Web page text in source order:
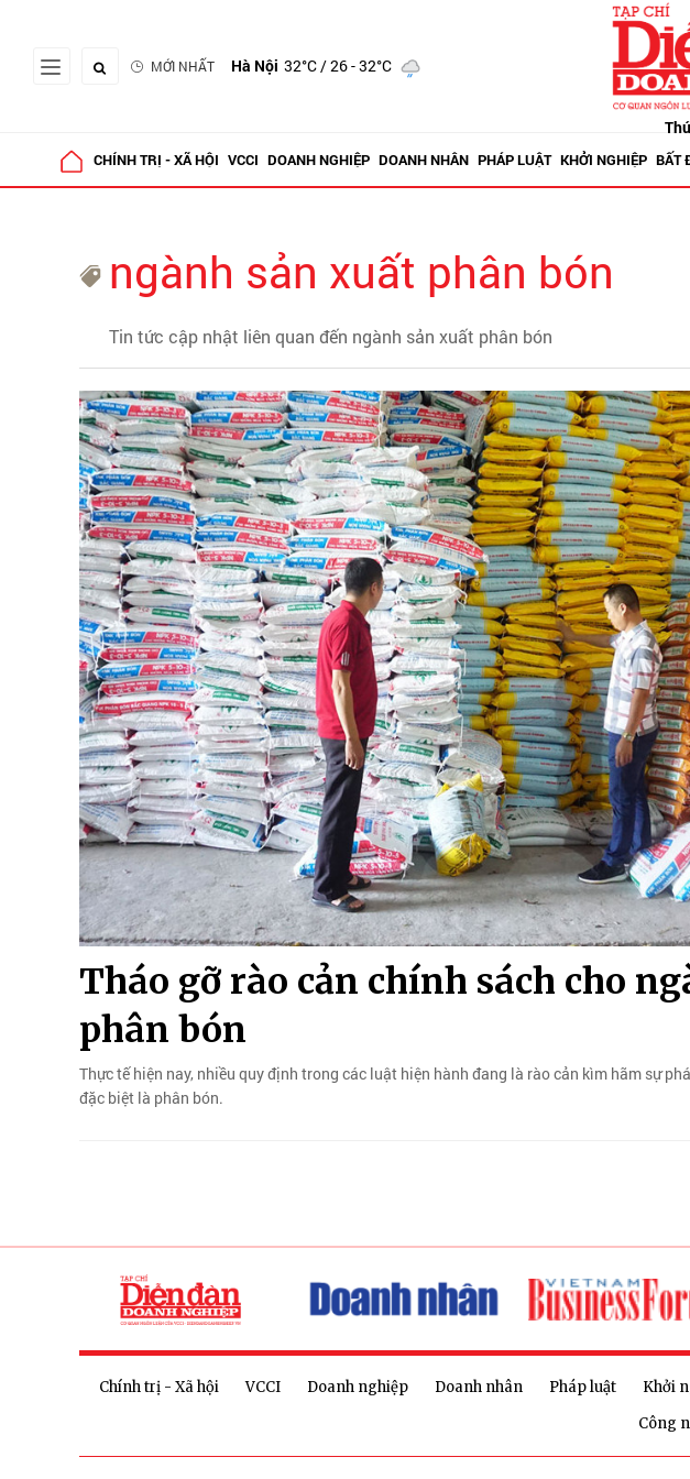
MỚI NHẤT Hà Nội 32°C/ 26 - 32°C
CHÍNH TRỊ - XÃ HỘI VCCI DOANH NGHIỆP DOANH NHÂN PHÁP LUẬT KHỞI NGHIỆP BẤT
ngành sản xuất phân bón
Tin tức cập nhật liên quan đến ngành sản xuất phân bón
Tháo gỡ rào cản chính sách cho
phân bón
Thực tế hiện nay, nhiều quy định trong các luật hiện hành đang là rào cản kìm hãm sự
đặc biệt là phân bón.
Chính trị - Xã hội VCCI Doanh nghiệp Doanh nhân Pháp luật Khởi
Công